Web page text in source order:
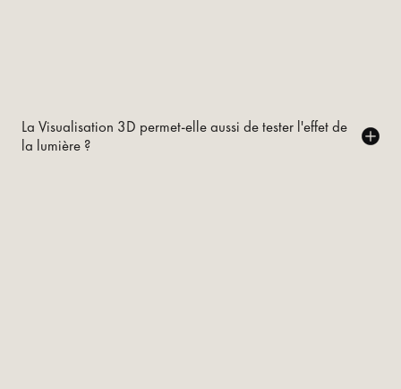
La Visualisation 3D permet-elle aussi de tester l'effet de
la lumière ?